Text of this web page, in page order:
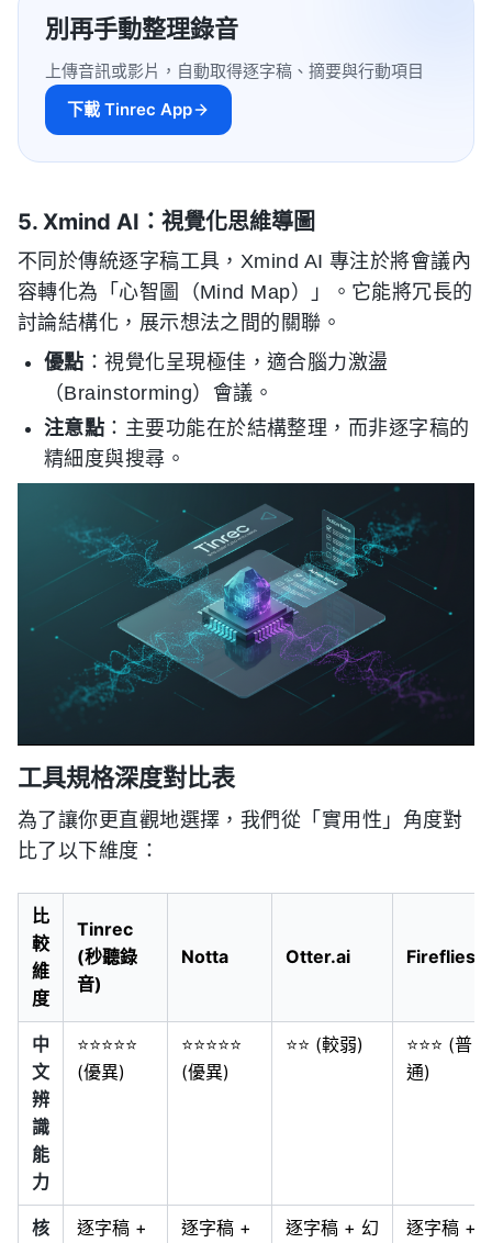
別再手動整理錄音
上傳音訊或影片，自動取得逐字稿、摘要與行動項目
下載 Tinrec App
5. Xmind AI：視覺化思維導圖
不同於傳統逐字稿工具，Xmind AI 專注於將會議內
容轉化為「心智圖（Mind Map）」。它能將冗長的
討論結構化，展示想法之間的關聯。
優點 ：視覺化呈現極佳，適合腦力激盪
（Brainstorming）會議。
注意點 ：主要功能在於結構整理，而非逐字稿的
精細度與搜尋。
工具規格深度對比表
為了讓你更直觀地選擇，我們從「實用性」角度對
比了以下維度：
比
較
維
度
Tinrec
(秒聽錄
音)
Notta Otter.ai
中
文
辨
識
能
力
⭐⭐⭐⭐⭐
(優異)
⭐⭐⭐⭐⭐
(優異)
⭐⭐ (較弱)
⭐⭐⭐ (普
通)
核
逐字稿 +
逐字稿 +
逐字稿 + 幻
逐字稿 +